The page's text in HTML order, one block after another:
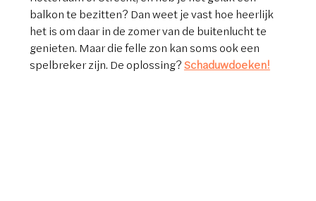
balkon te bezitten? Dan weet je vast hoe heerlijk
het is om daar in de zomer van de buitenlucht te
genieten. Maar die felle zon kan soms ook een
spelbreker zijn. De oplossing? Schaduwdoeken!